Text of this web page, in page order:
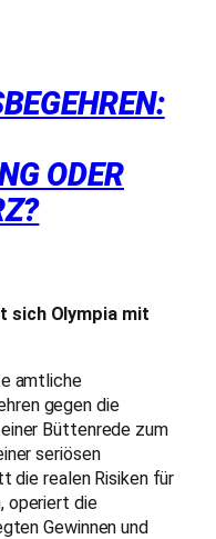
ODER
sich Olympia mit
amtliche
gegen die
Büttenrede zum
seriösen
die realen Risiken für
operiert die
Gewinnen und